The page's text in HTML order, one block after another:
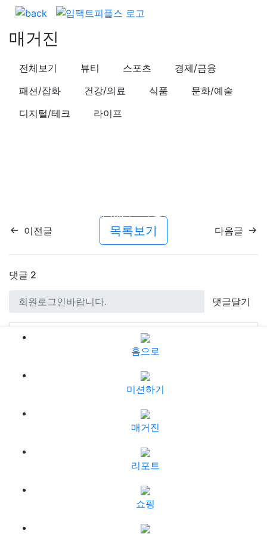
매거진
전체보기 뷰티 스포츠
경제/금융
패션/잡화
건강/의료 식품
문화/예술
디지털/테크
라이프
21.11.24 (수) 13:21 조회수
이전글
목록보기 다음글
댓글 2
댓글달기
jpy8450
수정취소
수정취소
홈으로
미션하기
매거진
리포트
쇼핑